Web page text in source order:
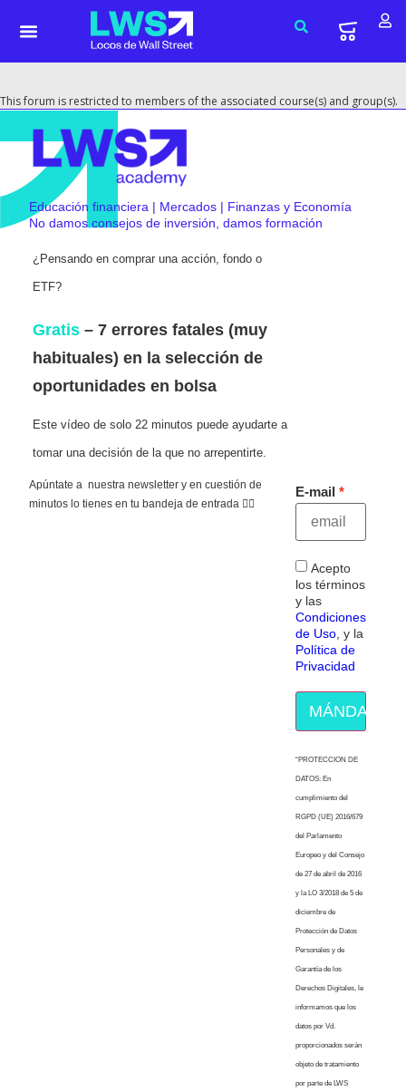
This forum is restricted to members of the associated course(s) and group(s).
Educación financiera | Mercados | Finanzas y Economía
No damos consejos de inversión, damos formación
¿Pensando en comprar una acción, fondo o
ETF?
Gratis – 7 errores fatales (muy
habituales) en la selección de
oportunidades en bolsa
Este vídeo de solo 22 minutos puede ayudarte a
tomar una decisión de la que no arrepentirte.
Apúntate a nuestra newsletter y en cuestión de
minutos lo tienes en tu bandeja de entrada 👇🏻
E-mail
Acepto
los términos
y las
Condiciones
de Uso, y la
Política de
Privacidad
MÁNDAME
“PROTECCION DE
DATOS: En
cumplimiento del
RGPD (UE) 2016/679
del Parlamento
Europeo y del Consejo
de 27 de abril de 2016
y la LO 3/2018 de 5 de
diciembre de
Protección de Datos
Personales y de
Garantía de los
Derechos Digitales, le
informamos que los
datos por Vd.
proporcionados serán
objeto de tratamiento
por parte de LWS